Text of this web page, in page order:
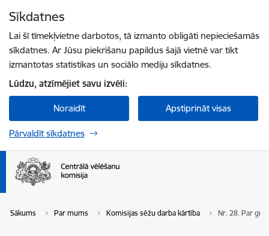
Sīkdatnes
Lai šī tīmekļvietne darbotos, tā izmanto obligāti nepieciešamās
sīkdatnes. Ar Jūsu piekrišanu papildus šajā vietnē var tikt
izmantotas statistikas un sociālo mediju sīkdatnes.
Lūdzu, atzīmējiet savu izvēli:
Noraidīt Apstiprināt visas
Pārvaldīt sīkdatnes
Sākums Par mums Komisijas sēžu darba kārtība Nr. 28. Par